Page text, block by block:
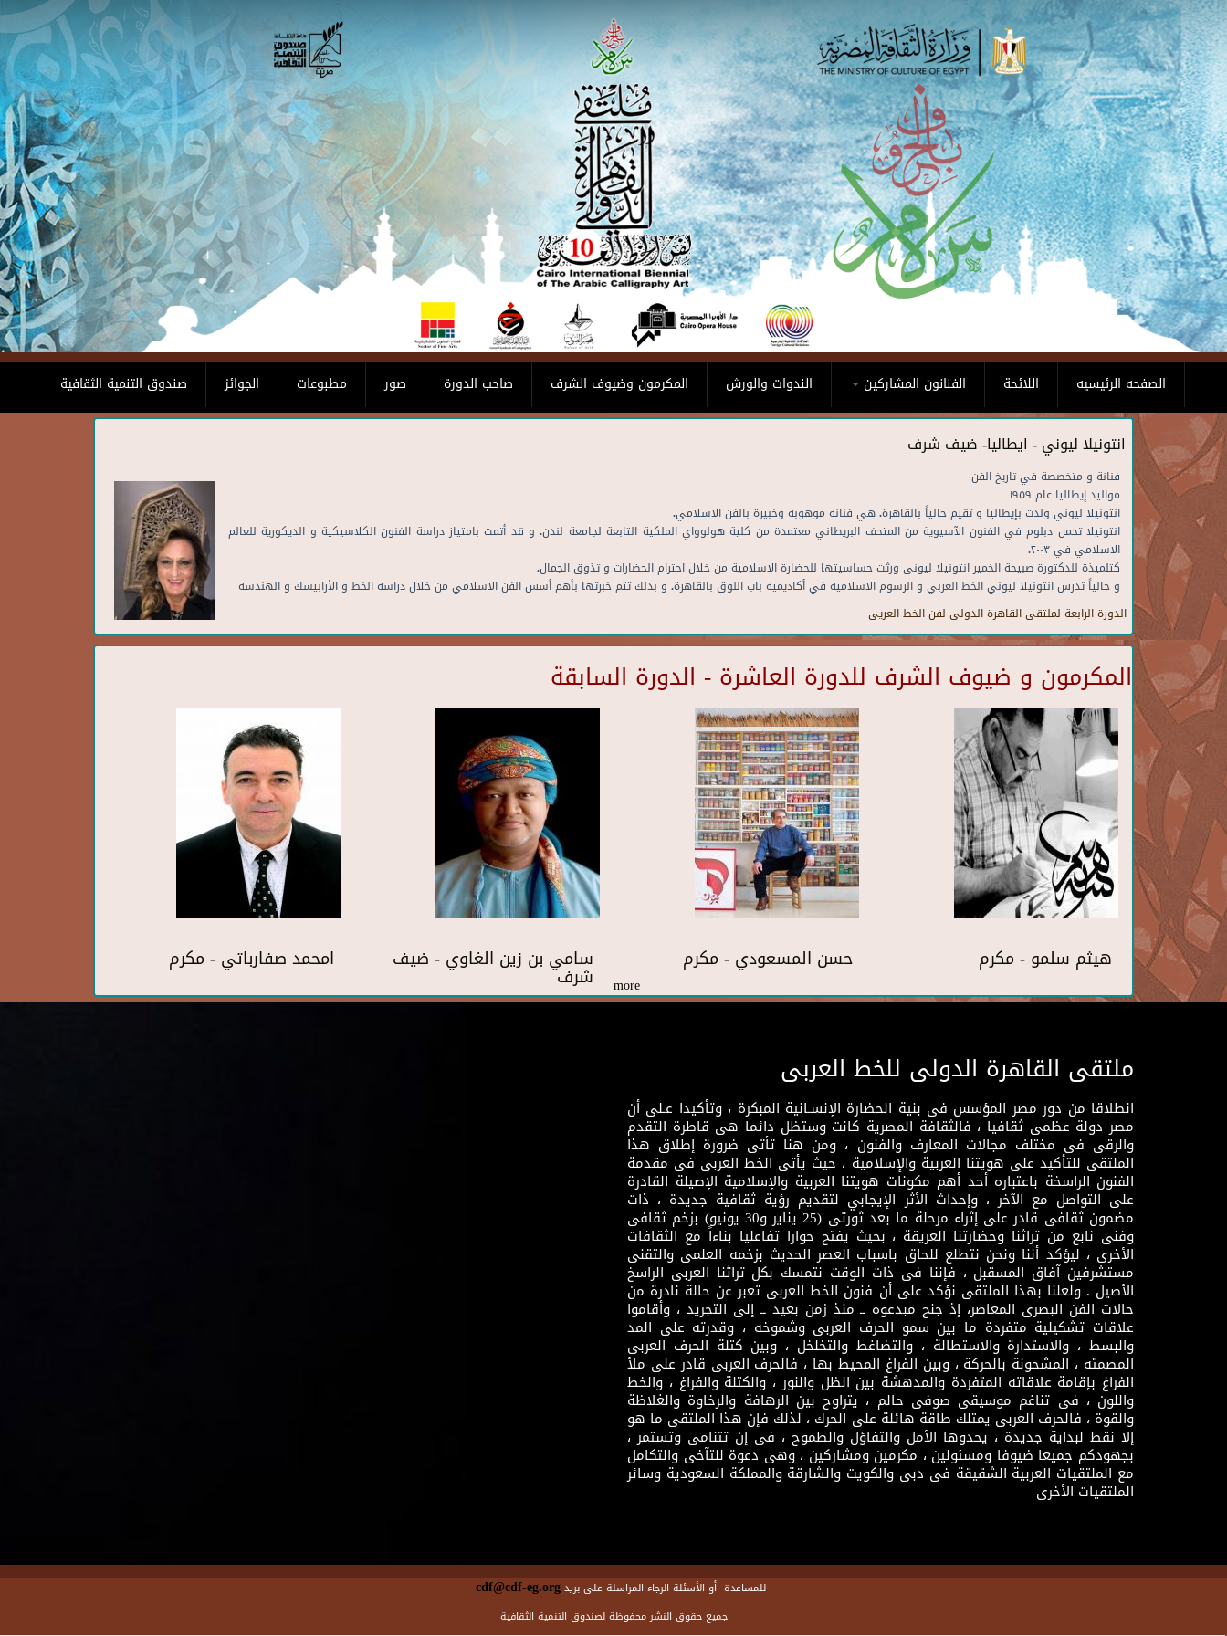
Skip to main content
صندوق التنمية الثقافية الجوائز مطبوعات صور صاحب الدورة المكرمون وضيوف الشرف الندوات والورش الفنانون المشاركين اللائحة الصفحه الرئيسيه
انتونيلا ليوني - ايطاليا- ضيف شرف
فنانة و متخصصة في تاريخ الفن
مواليد إيطاليا عام ١٩٥٩
انتونيلا ليوني ولدت بإيطاليا و تقيم حالياً بالقاهرة. هي فنانة موهوبة وخبيرة بالفن الاسلامي.
انتونيلا تحمل دبلوم في الفنون الآسيوية من المتحف البريطاني معتمدة من كلية هولوواي الملكية التابعة لجامعة لندن. و قد أتمت بامتياز دراسة الفنون الكلاسيكية و الديكورية للعالم
الاسلامي في ٢٠٠٣.
كتلميذة للدكتورة صبيحة الخمير انتونيلا ليونى ورثت حساسيتها للحضارة الاسلامية من خلال احترام الحضارات و تذوق الجمال.
و حالياً تدرس انتونيلا ليوني الخط العربي و الرسوم الاسلامية في أكاديمية باب اللوق بالقاهرة. و بذلك تتم خبرتها بأهم أسس الفن الاسلامي من خلال دراسة الخط و الأرابيسك و الهندسة
الدورة الرابعة لملتقى القاهرة الدولى لفن الخط العريى
المكرمون و ضيوف الشرف للدورة العاشرة - الدورة السابقة
امحمد صفارباتي - مكرم سامي بن زين الغاوي - ضيف
شرف
حسن المسعودي - مكرم هيثم سلمو - مكرم
more
ملتقى القاهرة الدولى للخط العربى
انطلاقا من دور مصر المؤسس فى بنية الحضارة الإنسـانية المبكرة ، وتأكيدا عـلى أن
مصر دولة عظمى ثقافيا ، فالثقافة المصرية كانت وستظل دائما هى قاطرة التقدم
والرقى فى مختلف مجالات المعارف والفنون ، ومن هنا تأتى ضرورة إطلاق هذا
الملتقى للتأكيد على هويتنا العربية والإسلامية ، حيث يأتى الخط العربى فى مقدمة
الفنون الراسخة باعتباره أحد أهم مكونات هويتنا العربية والإسلامية الإصيلة القادرة
على التواصل مع الآخر ، وإحداث الأثر الإيجابي لتقديم رؤية ثقافية جديدة ، ذات
مضمون ثقافى قادر على إثراء مرحلة ما بعد ثورتى (25 يناير و30 يونيو) بزخم ثقافى
وفنى نابع من تراثنا وحضارتنا العريقة ، بحيث يفتح حوارا تفاعليا بناءاً مع الثقافات
الأخرى ، ليؤكد أننا ونحن نتطلع للحاق باسباب العصر الحديث بزخمه العلمى والتقنى
مستشرفين آفاق المسقبل ، فإننا فى ذات الوقت نتمسك بكل تراثنا العربى الراسخ
الأصيل . ولعلنا بهذا الملتقى نؤكد على أن فنون الخط العربى تعبر عن حالة نادرة من
حالات الفن البصرى المعاصر، إذ جنح مبدعوه ــ منذ زمن بعيد ــ إلى التجريد ، وأقاموا
علاقات تشكيلية متفردة ما بين سمو الحرف العربى وشموخه ، وقدرته على المد
والبسط ، والاستدارة والاستطالة ، والتضاغط والتخلخل ، وبين كتلة الحرف العربى
المصمته ، المشحونة بالحركة ، وبين الفراغ المحيط بها ، فالحرف العربى قادر على ملأ
الفراغ بإقامة علاقاته المتفردة والمدهشة بين الظل والنور ، والكتلة والفراغ ، والخط
واللون ، فى تناغم موسيقى صوفى حالم ، يتراوح بين الرهافة والرخاوة والغلاظة
والقوة ، فالحرف العربى يمتلك طاقة هائلة على الحرك ، لذلك فإن هذا الملتقى ما هو
إلا نقط لبداية جديدة ، يحدوها الأمل والتفاؤل والطموح ، فى إن تتنامى وتستمر ،
بجهودكم جميعا ضيوفا ومسئولين ، مكرمين ومشاركين ، وهى دعوة للتآخى والتكامل
مع الملتقيات العربية الشقيقة فى دبى والكويت والشارقة والمملكة السعودية وسائر
الملتقيات الأخرى
للمساعدة أو الأسئلة الرجاء المراسلة على بريدcdf@cdf-eg.org
جميع حقوق النشر محفوظة لصندوق التنمية الثقافية